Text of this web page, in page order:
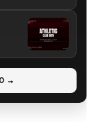
→